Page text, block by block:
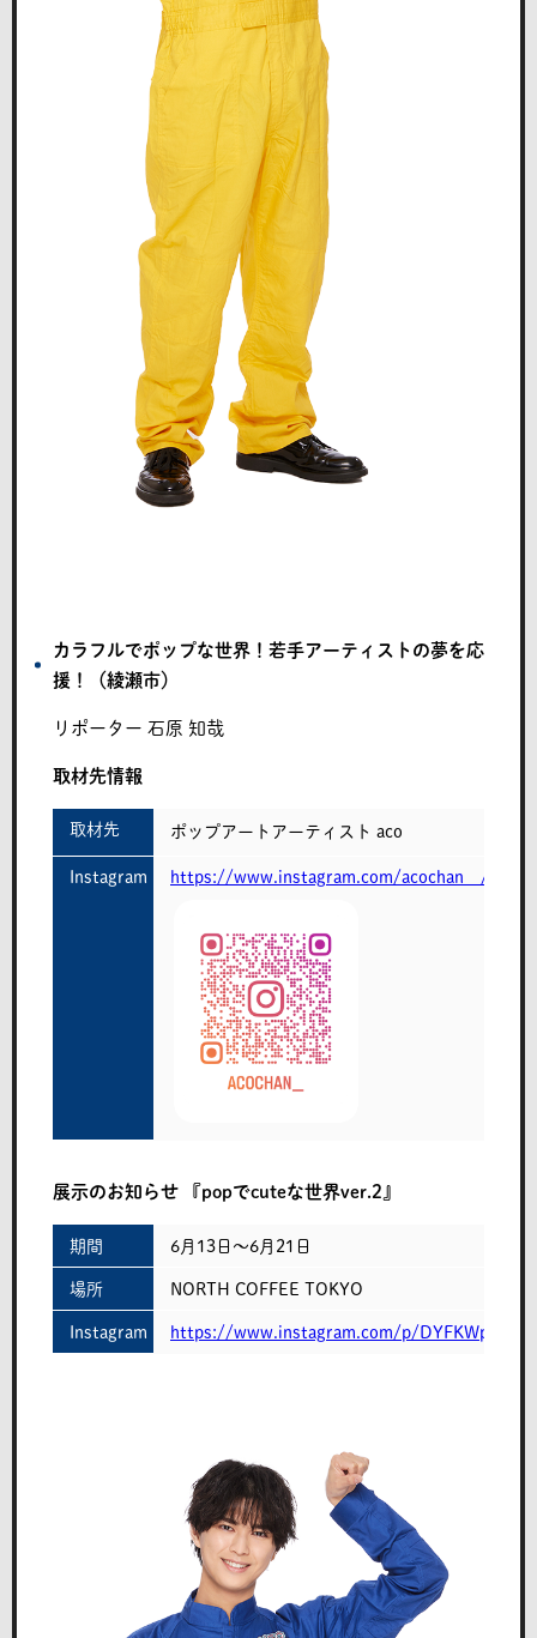
カラフルでポップな世界！若手アーティストの夢を応
援！（綾瀬市）
リポーター 石原 知哉
取材先情報
取材先 ポップアートアーティスト aco
Instagram https://www.instagram.com/acochan__/
展示のお知らせ 『popでcuteな世界ver.2』
期間 6月13日～6月21日
場所 NORTH COFFEE TOKYO
Instagram https://www.instagram.com/p/